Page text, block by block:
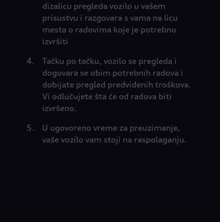
dizalicu pregleda vozilo u vašem
prisustvu i razgovara s vama na licu
mesta o radovima koje je potrebno
izvršiti
Tačku po tačku, vozilo se pregleda i
dogovara se obim potrebnih radova i
dobijate pregled predviđenih troškova.
Vi odlučujete šta će od radova biti
izvršeno.
U ugovoreno vreme za preuzimanje,
vaše vozilo vam stoji na raspolaganju.